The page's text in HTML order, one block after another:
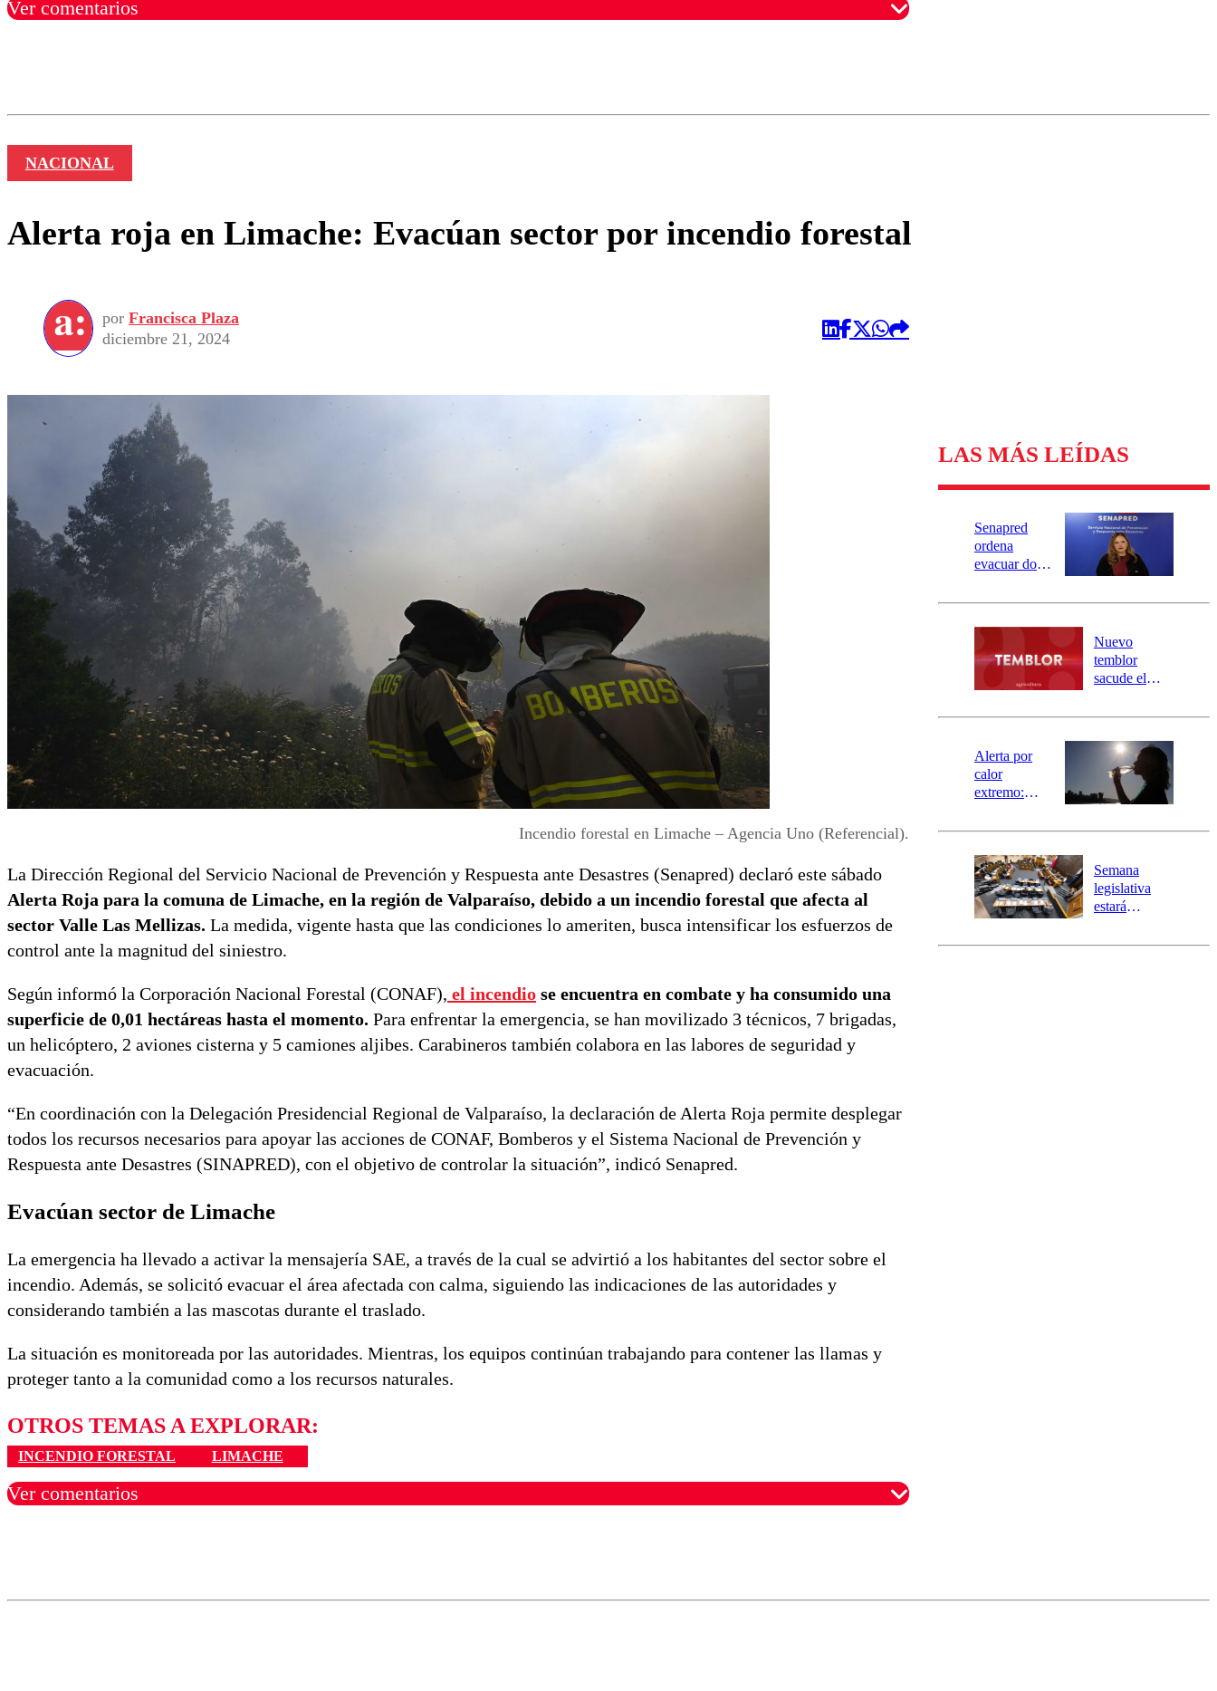
Ver comentarios
NACIONAL
Alerta roja en Limache: Evacúan sector por incendio forestal
por Francisca Plaza
diciembre 21, 2024
Incendio forestal en Limache – Agencia Uno (Referencial).
La Dirección Regional del Servicio Nacional de Prevención y Respuesta ante Desastres (Senapred) declaró este sábado
Alerta Roja para la comuna de Limache, en la región de Valparaíso, debido a un incendio forestal que afecta al
sector Valle Las Mellizas. La medida, vigente hasta que las condiciones lo ameriten, busca intensificar los esfuerzos de
control ante la magnitud del siniestro.
Según informó la Corporación Nacional Forestal (CONAF), el incendio se encuentra en combate y ha consumido una
superficie de 0,01 hectáreas hasta el momento. Para enfrentar la emergencia, se han movilizado 3 técnicos, 7 brigadas,
un helicóptero, 2 aviones cisterna y 5 camiones aljibes. Carabineros también colabora en las labores de seguridad y
evacuación.
“En coordinación con la Delegación Presidencial Regional de Valparaíso, la declaración de Alerta Roja permite desplegar
todos los recursos necesarios para apoyar las acciones de CONAF, Bomberos y el Sistema Nacional de Prevención y
Respuesta ante Desastres (SINAPRED), con el objetivo de controlar la situación”, indicó Senapred.
Evacúan sector de Limache
La emergencia ha llevado a activar la mensajería SAE, a través de la cual se advirtió a los habitantes del sector sobre el
incendio. Además, se solicitó evacuar el área afectada con calma, siguiendo las indicaciones de las autoridades y
considerando también a las mascotas durante el traslado.
La situación es monitoreada por las autoridades. Mientras, los equipos continúan trabajando para contener las llamas y
proteger tanto a la comunidad como a los recursos naturales.
OTROS TEMAS A EXPLORAR:
INCENDIO FORESTAL LIMACHE
Ver comentarios
LAS MÁS LEÍDAS
Senapred
ordena
evacuar dos
Carahue por
río Damas:
activa
mensajería
SAE
Nuevo
temblor
sacude el
revisa la
epicentro
Alerta por
calor
extremo:
activa Alerta
Preventiva en
tres comunas
Semana
legislativa
estará
el fin de la